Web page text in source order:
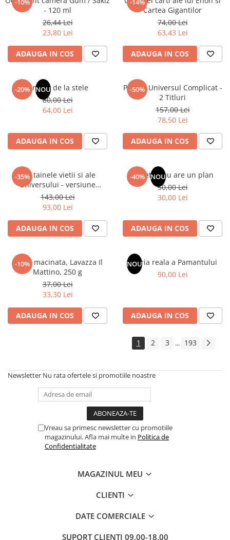
Teatru
Teens Book Club
Birotica & Papetarie
Articole Birotica
Accesorii Arhivare
Instrumente de scris
Seturi birotica
Articole scolare
Caiete si Carnetele scolare
Coperti, Mape, Etichete
Ghiozdane si Penare scolare
Instrumente si Truse Geometrie
Seturi scolare
Calculator
Consumabile & Accesorii
Cadouri
Literatura Romana
Literatura Universala
Carte Prescolara, Joc
Carti cartonate
-10%
- 120 ml
26,44 Lei
23,80 Lei
ADAUGA IN COS
-14%
Cartea Gigantilor
74,00 Lei
63,43 Lei
ADAUGA IN COS
-20% NOU
Un dar de la stele
80,00 Lei
64,00 Lei
ADAUGA IN COS
-50%
Pachet Universul Complicat -
2 Titluri
157,00 Lei
78,50 Lei
ADAUGA IN COS
-35%
Din tainele vietii si ale
Universului - versiune
originala din 1939. Volumele I-
III.
143,00 Lei
93,00 Lei
ADAUGA IN COS
-40% NOU
Sufletul tau are un plan
50,00 Lei
30,00 Lei
ADAUGA IN COS
-10%
Cafea macinata, Lavazza Il
Mattino, 250 g
37,00 Lei
33,30 Lei
ADAUGA IN COS
NOU
Istoria reala a Pamantului
90,00 Lei
ADAUGA IN COS
1 2 3 ... 193
Newsletter Nu rata ofertele si promotiile noastre
Vreau sa primesc newsletter cu promotiile
magazinului. Afla mai multe in Politica de
Confidentialitate
MAGAZINUL MEU
CLIENTI
DATE COMERCIALE
SUPORT CLIENTI 09.00-18.00